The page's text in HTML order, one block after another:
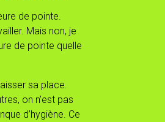
de pointe.
Mais non, je
de pointe quelle
sa place.
on n’est pas
d’hygiène. Ce